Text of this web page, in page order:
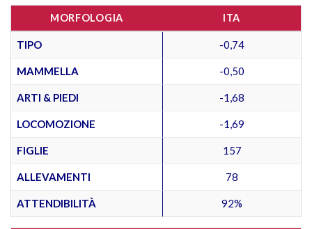
MORFOLOGIA ITA
TIPO -0,74
MAMMELLA -0,50
ARTI & PIEDI -1,68
LOCOMOZIONE -1,69
FIGLIE 157
ALLEVAMENTI 78
ATTENDIBILITÀ 92%